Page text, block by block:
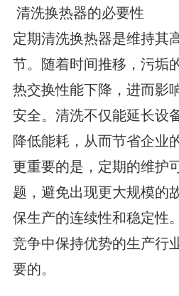
清洗换热器的必要性
定期清洗换热器是维持其
节。随着时间推移，污垢
热交换性能下降，进而影
安全。清洗不仅能延长设
降低能耗，从而节省企业
更重要的是，定期的维护
题，避免出现更大规模的
保生产的连续性和稳定性
竞争中保持优势的生产行
要的。